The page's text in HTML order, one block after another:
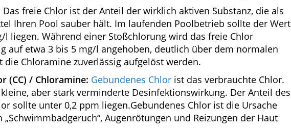
Das freie Chlor ist der Anteil der wirklich aktiven Substanz, die als
Ihren Pool sauber hält. Im laufenden Poolbetrieb sollte der Wert
l liegen. Während einer Stoßchlorung wird das freie Chlor
auf etwa 3 bis 5 mg/l angehoben, deutlich über dem normalen
die Chloramine zuverlässig aufgelöst werden.
(CC) / Chloramine: Gebundenes Chlor ist das verbrauchte Chlor.
aber stark verminderte Desinfektionswirkung. Der Anteil des
sollte unter 0,2 ppm liegen.Gebundenes Chlor ist die Ursache
Augenrötungen und Reizungen der Haut